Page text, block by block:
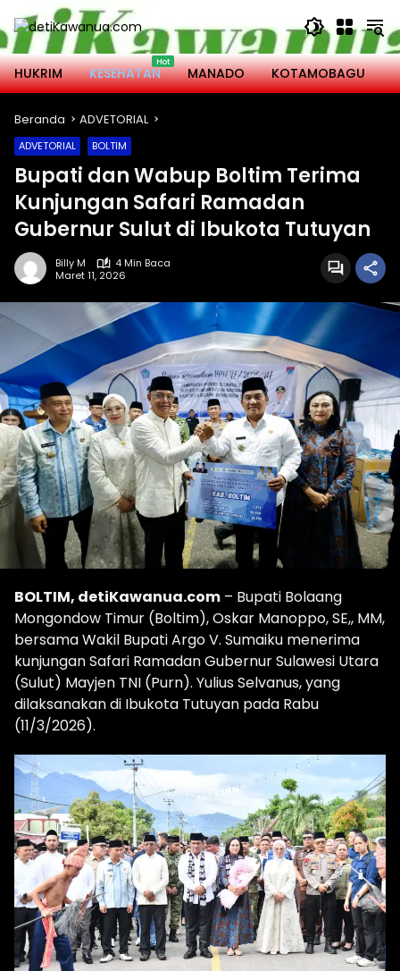
Langsung
ke
konten
HUKRIM
KESEHATAN MANADO KOTAMOBAGU
Beranda ADVETORIAL
ADVETORIAL BOLTIM
Bupati dan Wabup Boltim Terima
Kunjungan Safari Ramadan
Gubernur Sulut di Ibukota Tutuyan
Billy M
4 Min Baca
Maret 11, 2026
BOLTIM, detiKawanua.com – Bupati Bolaang
Mongondow Timur (Boltim), Oskar Manoppo, SE,, MM,
bersama Wakil Bupati Argo V. Sumaiku menerima
kunjungan Safari Ramadan Gubernur Sulawesi Utara
(Sulut) Mayjen TNI (Purn). Yulius Selvanus, yang
dilaksanakan di Ibukota Tutuyan pada Rabu
(11/3/2026).